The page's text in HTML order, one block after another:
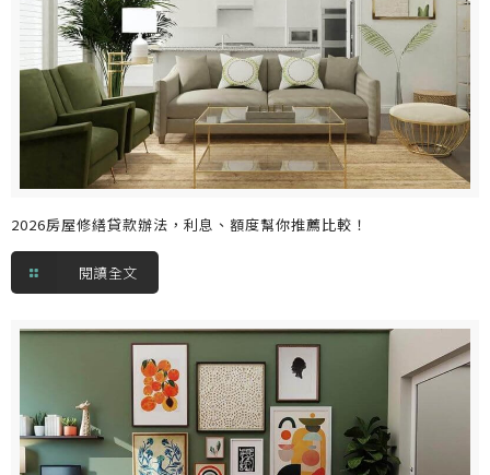
2026房屋修繕貸款辦法，利息、額度幫你推薦比較！
閱讀全文